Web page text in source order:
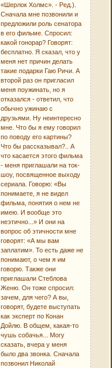
«Шерлок Холмс». - Ред.).
Сначала мне позвонили и
предложили роль сенатора
в его фильме. Спросил:
какой гонорар? Говорят:
бесплатно. Я сказал, что у
меня нет причин делать
такие подарки Гаю Ричи. А
второй раз он пригласил
меня поужинать, но я
отказался - ответил, что
обычно ужинаю с
друзьями. Ну неинтересно
мне. Что бы я ему говорил
по поводу его картины?
Что бы рассказывал?.. А
что касается этого фильма
- меня приглашали на ток-
шоу, посвященное выходу
сериала. Говорю: «Вы
понимаете, я не видел
фильма, понятия о нем не
имею. И вообще это
неэтично...» И они на
вопрос об этичности мне
говорят: «А мы вам
заплатим». То есть даже не
понимают, о чем я им
говорю. Также они
приглашали Стеблова
Женю. Он тоже спросил:
зачем, для чего? А вы,
говорят, будете выступать
как эксперт по Конан
Дойлю. В общем, какая-то
чушь собачья... Могу
сказать, вчера у меня
было два звонка. Сначала
позвонил Николай